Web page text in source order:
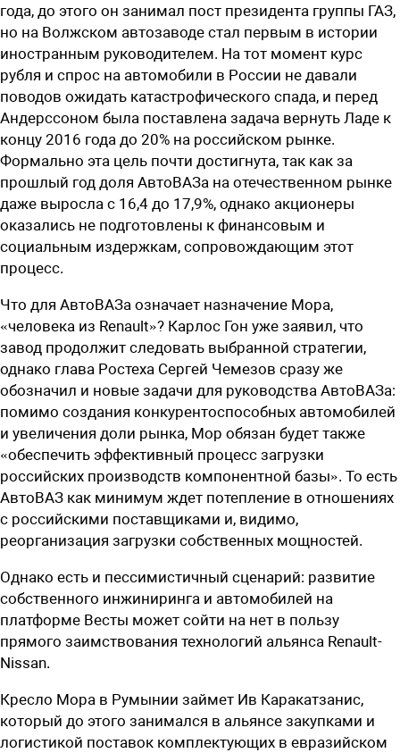
года, до этого он занимал пост президента группы ГАЗ,
но на Волжском автозаводе стал первым в истории
иностранным руководителем. На тот момент курс
рубля и спрос на автомобили в России не давали
поводов ожидать катастрофического спада, и перед
Андерссоном была поставлена задача вернуть Ладе к
концу 2016 года до 20% на российском рынке.
Формально эта цель почти достигнута, так как за
прошлый год доля АвтоВАЗа на отечественном рынке
даже выросла с 16,4 до 17,9%, однако акционеры
оказались не подготовлены к финансовым и
социальным издержкам, сопровождающим этот
процесс.
Что для АвтоВАЗа означает назначение Мора,
«человека из Renault»? Карлос Гон уже заявил, что
завод продолжит следовать выбранной стратегии,
однако глава Ростеха Сергей Чемезов сразу же
обозначил и новые задачи для руководства АвтоВАЗа:
помимо создания конкурентоспособных автомобилей
и увеличения доли рынка, Мор обязан будет также
«обеспечить эффективный процесс загрузки
российских производств компонентной базы». То есть
АвтоВАЗ как минимум ждет потепление в отношениях
с российскими поставщиками и, видимо,
реорганизация загрузки собственных мощностей.
Однако есть и пессимистичный сценарий: развитие
собственного инжиниринга и автомобилей на
платформе Весты может сойти на нет в пользу
прямого заимствования технологий альянса Renault-
Nissan.
Кресло Мора в Румынии займет Ив Каракатзанис,
который до этого занимался в альянсе закупками и
логистикой поставок комплектующих в евразийском